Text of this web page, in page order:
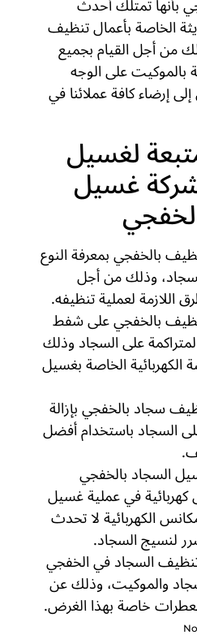
الخاصة بأعمال تنظيف
من أجل القيام بجميع
بالموكيت على الوجه
إرضاء كافة عملائنا في
لغسيل
غسيل
بالخفجي بمعرفة النوع
وذلك من أجل
اللازمة لعملية تنظيفه.
بالخفجي على شفط
على السجاد وذلك
الكهربائية الخاصة بغسيل
سجاد بالخفجي بإزالة
السجاد باستخدام أفضل
السجاد بالخفجي
في عملية غسيل
الكهربائية لا تحدث
لنسيج السجاد.
السجاد في الخفجي
والموكيت، وذلك عن
خاصة بهذا الغرض.